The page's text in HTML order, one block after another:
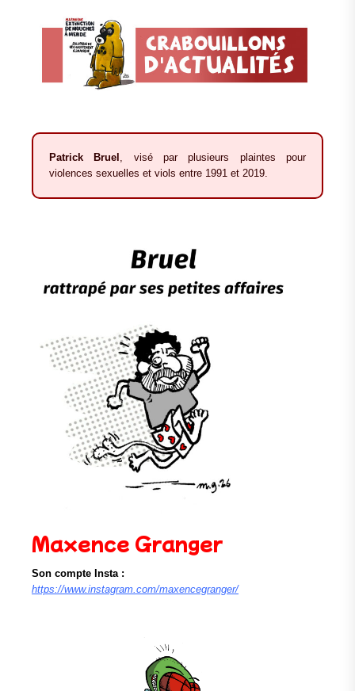
Patrick Bruel , visé par plusieurs plaintes pour
violences sexuelles et viols entre 1991 et 2019.
Maxence Granger
Son compte Insta :
https://www.instagram.com/maxencegranger/